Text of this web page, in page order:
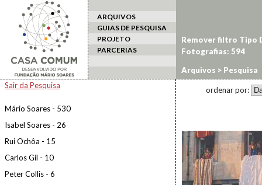
ARQUIVOS
GUIAS DE PESQUISA
PROJETO
PARCERIAS
Arquivos > Pesquisa
Sair da Pesquisa
Mário Soares - 530
Isabel Soares - 26
Rui Ochôa - 15
Carlos Gil - 10
Peter Collis - 6
Remover filtro Tipo
Fotografias: 594
ordenar por: